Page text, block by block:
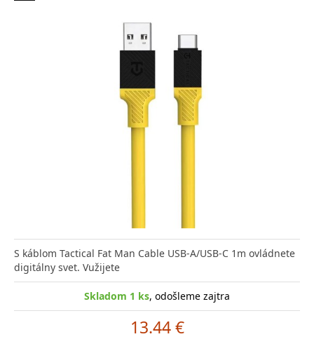
S káblom Tactical Fat Man Cable USB-A/USB-C 1m ovládnete
digitálny svet. Vužijete
Skladom 1 ks, odošleme zajtra
13.44 €